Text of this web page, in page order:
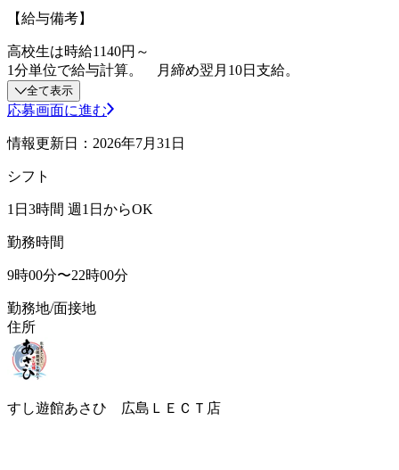
【給与備考】
高校生は時給1140円～
1分単位で給与計算。 月締め翌月10日支給。
全て表示
応募画面に進む
情報更新日：2026年7月31日
シフト
1日3時間 週1日からOK
勤務時間
9時00分〜22時00分
勤務地/面接地
住所
すし遊館あさひ 広島ＬＥＣＴ店